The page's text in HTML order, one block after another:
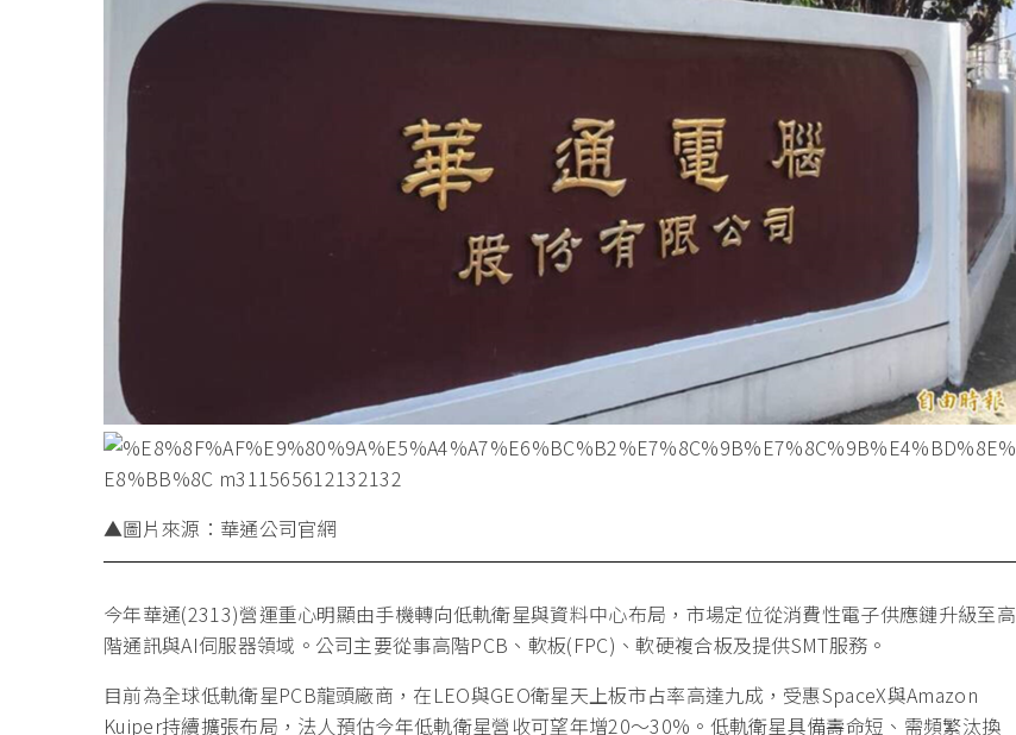
▲圖片來源：華通公司官網
今年華通(2313)營運重心明顯由手機轉向低軌衛星與資料中心布局，市場定位從消費性電子供應鏈升級至高
階通訊與AI伺服器領域。公司主要從事高階PCB、軟板(FPC)、軟硬複合板及提供SMT服務。
目前為全球低軌衛星PCB龍頭廠商，在LEO與GEO衛星天上板市占率高達九成，受惠SpaceX與Amazon
Kuiper持續擴張布局，法人預估今年低軌衛星營收可望年增20～30%。低軌衛星具備壽命短、需頻繁汰換